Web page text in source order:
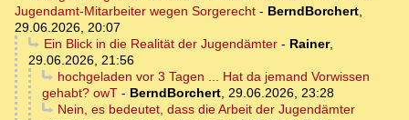
Jugendamt-Mitarbeiter wegen Sorgerecht - BerndBorchert,
29.06.2026, 20:07
Ein Blick in die Realität der Jugendämter- Rainer,
29.06.2026, 21:56
hochgeladen vor 3 Tagen ... Hat da jemand Vorwissen
gehabt? owT - BerndBorchert, 29.06.2026, 23:28
Nein, es bedeutet, dass die Arbeit der Jugendämter